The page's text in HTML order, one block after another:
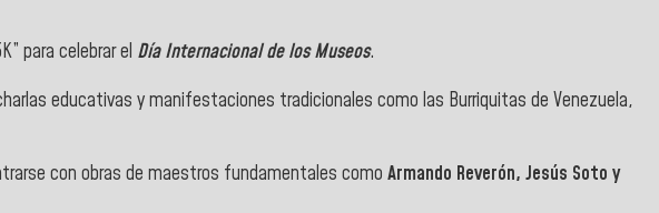
para celebrar el Día Internacional de los Museos.
educativas y manifestaciones tradicionales como las Burriquitas de Venezuela,
con obras de maestros fundamentales como Armando Reverón, Jesús Soto y